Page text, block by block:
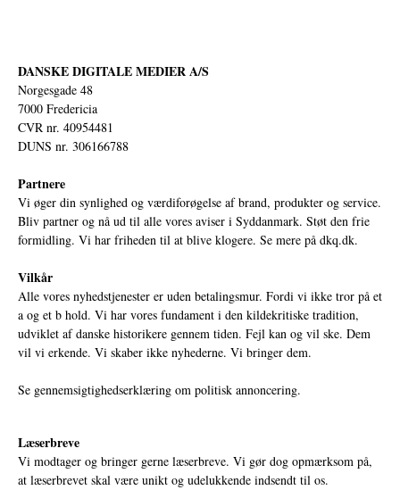
DANSKE DIGITALE MEDIER A/S
Norgesgade 48
7000 Fredericia
CVR nr. 40954481
DUNS nr. 306166788
Partnere
Vi øger din synlighed og værdiforøgelse af brand, produkter og service.
Bliv partner og nå ud til alle vores aviser i Syddanmark. Støt den frie
formidling. Vi har friheden til at blive klogere. Se mere på dkq.dk.
Vilkår
Alle vores nyhedstjenester er uden betalingsmur. Fordi vi ikke tror på et
a og et b hold. Vi har vores fundament i den kildekritiske tradition,
udviklet af danske historikere gennem tiden. Fejl kan og vil ske. Dem
vil vi erkende. Vi skaber ikke nyhederne. Vi bringer dem.
Se gennemsigtighedserklæring om politisk annoncering.
Læserbreve
Vi modtager og bringer gerne læserbreve. Vi gør dog opmærksom på,
at læserbrevet skal være unikt og udelukkende indsendt til os.